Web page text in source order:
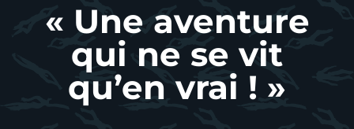
« Une aventure
qui ne se vit
qu’en vrai ! »